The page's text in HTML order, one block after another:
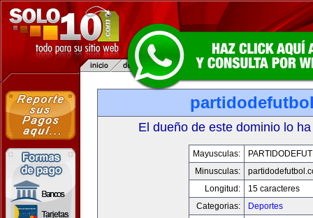
El dueño de este dominio lo
Mayusculas:
Minusculas:
Longitud:
15 caracteres
Categorias:
Deportes